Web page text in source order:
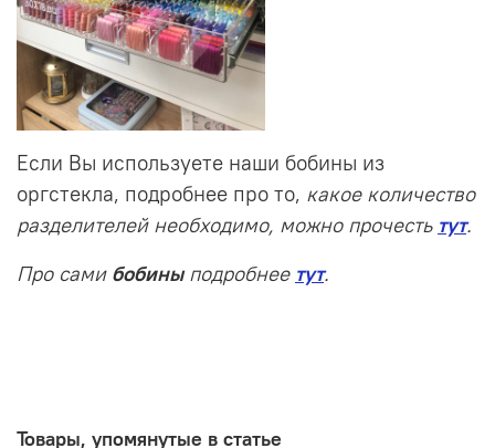
Если Вы используете наши бобины из
оргстекла, подробнее про то, какое количество
разделителей необходимо, можно прочесть тут.
Про сами бобиныподробнее тут.
Товары, упомянутые в статье